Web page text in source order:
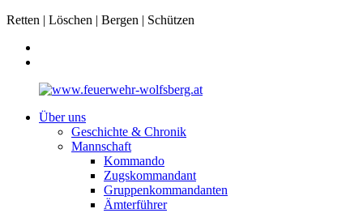
Retten | Löschen | Bergen | Schützen
Über uns
Geschichte & Chronik
Mannschaft
Kommando
Zugskommandant
Gruppenkommandanten
Ämterführer